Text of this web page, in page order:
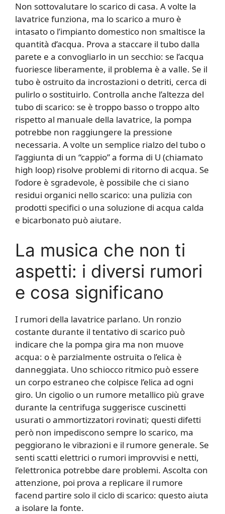
Non sottovalutare lo scarico di casa. A volte la
lavatrice funziona, ma lo scarico a muro è
intasato o l’impianto domestico non smaltisce la
quantità d’acqua. Prova a staccare il tubo dalla
parete e a convogliarlo in un secchio: se l’acqua
fuoriesce liberamente, il problema è a valle. Se il
tubo è ostruito da incrostazioni o detriti, cerca di
pulirlo o sostituirlo. Controlla anche l’altezza del
tubo di scarico: se è troppo basso o troppo alto
rispetto al manuale della lavatrice, la pompa
potrebbe non raggiungere la pressione
necessaria. A volte un semplice rialzo del tubo o
l’aggiunta di un “cappio” a forma di U (chiamato
high loop) risolve problemi di ritorno di acqua. Se
l’odore è sgradevole, è possibile che ci siano
residui organici nello scarico: una pulizia con
prodotti specifici o una soluzione di acqua calda
e bicarbonato può aiutare.
La musica che non ti
aspetti: i diversi rumori
e cosa significano
I rumori della lavatrice parlano. Un ronzio
costante durante il tentativo di scarico può
indicare che la pompa gira ma non muove
acqua: o è parzialmente ostruita o l’elica è
danneggiata. Uno schiocco ritmico può essere
un corpo estraneo che colpisce l’elica ad ogni
giro. Un cigolio o un rumore metallico più grave
durante la centrifuga suggerisce cuscinetti
usurati o ammortizzatori rovinati; questi difetti
però non impediscono sempre lo scarico, ma
peggiorano le vibrazioni e il rumore generale. Se
senti scatti elettrici o rumori improvvisi e netti,
l’elettronica potrebbe dare problemi. Ascolta con
attenzione, poi prova a replicare il rumore
facend partire solo il ciclo di scarico: questo aiuta
a isolare la fonte.